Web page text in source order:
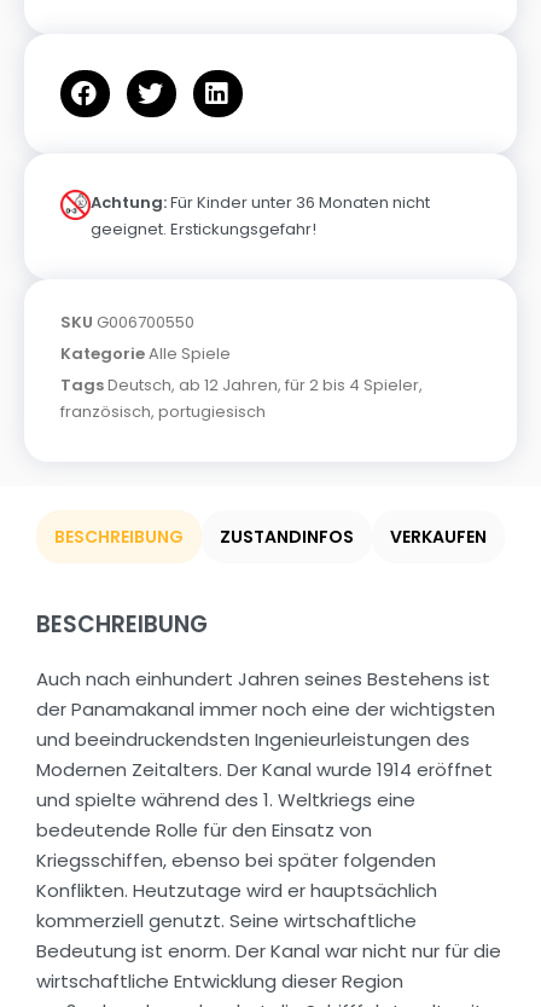
Achtung:Für Kinder unter 36 Monaten nicht
geeignet. Erstickungsgefahr!
SKU G006700550
KategorieAlle Spiele
TagsDeutsch, ab 12 Jahren, für 2 bis 4 Spieler,
französisch, portugiesisch
BESCHREIBUNG ZUSTANDINFOS VERKAUFEN
BESCHREIBUNG
Auch nach einhundert Jahren seines Bestehens ist
der Panamakanal immer noch eine der wichtigsten
und beeindruckendsten Ingenieurleistungen des
Modernen Zeitalters. Der Kanal wurde 1914 eröffnet
und spielte während des 1. Weltkriegs eine
bedeutende Rolle für den Einsatz von
Kriegsschiffen, ebenso bei später folgenden
Konflikten. Heutzutage wird er hauptsächlich
kommerziell genutzt. Seine wirtschaftliche
Bedeutung ist enorm. Der Kanal war nicht nur für die
wirtschaftliche Entwicklung dieser Region